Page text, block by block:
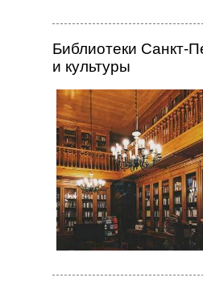
Библиотеки Санкт-
и культуры